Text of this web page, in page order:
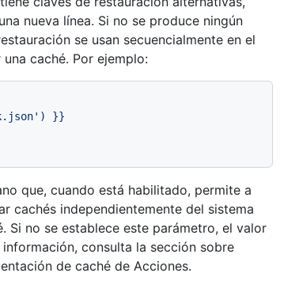
nueva línea. Si no se produce ningún
se usan secuencialmente en el
caché. Por ejemplo:
que, cuando está habilitado, permite a
cachés independientemente del sistema
Si no se establece este parámetro, el valor
información, consulta la sección sobre
de caché de Acciones.